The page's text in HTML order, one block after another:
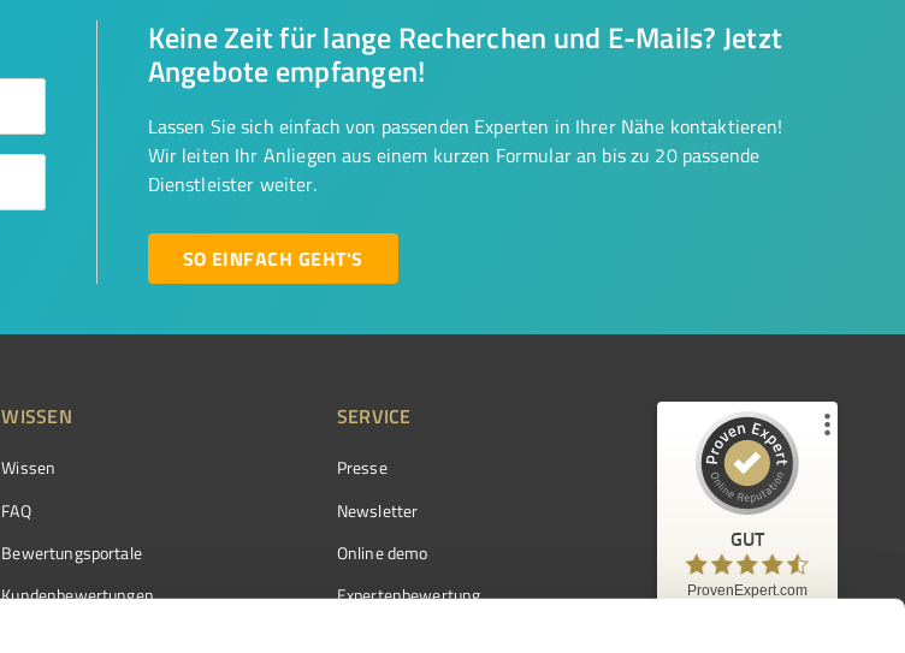
Keine Zeit für lange Recherchen und E-Mails? Jetzt
Angebote empfangen!
Lassen Sie sich einfach von passenden Experten in Ihrer Nähe kontaktieren!
Wir leiten Ihr Anliegen aus einem kurzen Formular an bis zu 20 passende
Dienstleister weiter.
SO EINFACH GEHT'S
WISSEN
Wissen
FAQ
Bewertungsportale
Kundenbewertungen
SERVICE
Presse
Newsletter
Online demo
Expertenbewertung
GUT
ProvenExpert.com
Kundenbewertungen und Erfahrungen zu
ProvenExpert.com
97
%
Empfehlungen auf
ProvenExpert.com
4,42
/
5,00